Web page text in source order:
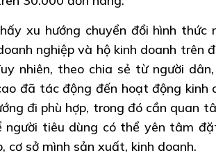
xu hướng chuyển đổi hình thức
nghiệp và hộ kinh doanh trên
nhiên, theo chia sẻ từ người
đã tác động đến hoạt động kinh
đi phù hợp, trong đó cần quan
người tiêu dùng có thể yên tâm
cơ sở mình sản xuất, kinh doanh.